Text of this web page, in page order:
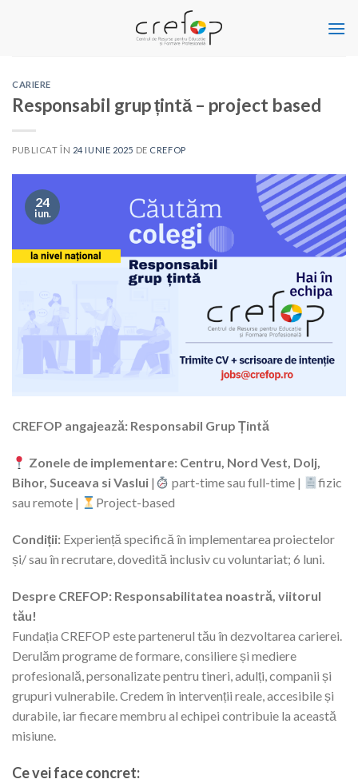
CARIERE
Responsabil grup țintă – project based
PUBLICAT ÎN 24 IUNIE 2025 DE CREFOP
24
iun.
CREFOP angajează: Responsabil Grup Țintă
Zonele de implementare: Centru, Nord Vest, Dolj,
Bihor, Suceava si Vaslui | part-time sau full-time |
fizic
sau remote |
Project-based
Condiții: Experiență specifică în implementarea proiectelor
și/ sau în recrutare, dovedită inclusiv cu voluntariat; 6 luni.
Despre CREFOP: Responsabilitatea noastră, viitorul
tău!
Fundația CREFOP este partenerul tău în dezvoltarea carierei.
Derulăm programe de formare, consiliere și mediere
profesională, personalizate pentru tineri, adulți, companii și
grupuri vulnerabile. Credem în intervenții reale, accesibile și
durabile, iar fiecare membru al echipei contribuie la această
misiune.
Ce vei face concret: